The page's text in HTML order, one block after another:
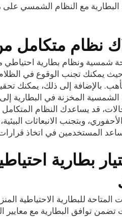
البطارية مع النظام الشمسي
نظام متكامل
شمسية ونظام بطارية احتياطي
يمكنك تجنب الوقوع في الظلام
بالإضافة إلى ذلك، يمكنك
الشمسية المخزنة في البطارية
قد يساعدك النظام
وبتجنب الانبعاثات
تساعد المستخدمين في اتخاذ
بطارية
المتاحة للبطارية الاحتياطية
تضمن توافق البطارية مع معايير